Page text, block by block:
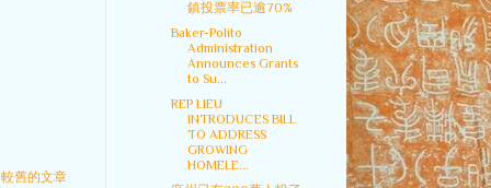
較舊的文章
鎮投票率已逾70%
Baker-Polito
Administration
Announces Grants
to Su...
REP LIEU
INTRODUCES BILL
TO ADDRESS
GROWING
HOMELE...